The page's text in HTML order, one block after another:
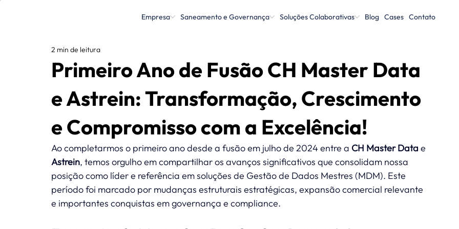
Empresa Saneamento e Governança Soluções Colaborativas Blog Cases Contato
Primeiro Ano de Fusão CH Master Data
e Astrein: Transformação, Crescimento
e Compromisso com a Excelência!
2 min de leitura
Ao completarmos o primeiro ano desde a fusão em julho de 2024 entre a CH Master Data e
Astrein, temos orgulho em compartilhar os avanços significativos que consolidam nossa
posição como líder e referência em soluções de Gestão de Dados Mestres (MDM). Este
período foi marcado por mudanças estruturais estratégicas, expansão comercial relevante
e importantes conquistas em governança e compliance.